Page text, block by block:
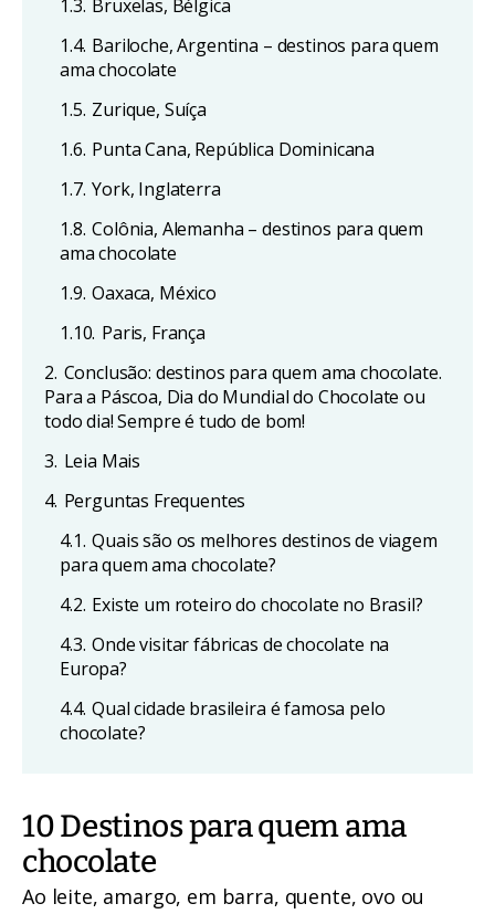
1.3. Bruxelas, Bélgica
1.4. Bariloche, Argentina – destinos para quem
ama chocolate
1.5. Zurique, Suíça
1.6. Punta Cana, República Dominicana
1.7. York, Inglaterra
1.8. Colônia, Alemanha – destinos para quem
ama chocolate
1.9. Oaxaca, México
1.10. Paris, França
2. Conclusão: destinos para quem ama chocolate.
Para a Páscoa, Dia do Mundial do Chocolate ou
todo dia! Sempre é tudo de bom!
3. Leia Mais
4. Perguntas Frequentes
4.1. Quais são os melhores destinos de viagem
para quem ama chocolate?
4.2. Existe um roteiro do chocolate no Brasil?
4.3. Onde visitar fábricas de chocolate na
Europa?
4.4. Qual cidade brasileira é famosa pelo
chocolate?
10 Destinos para quem ama
chocolate
Ao leite, amargo, em barra, quente, ovo ou